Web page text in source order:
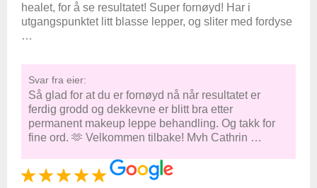
healet, for å se resultatet! Super fornøyd! Har i
utgangspunktet litt blasse lepper, og sliter med fordyse
…
Svar fra eier:
Så glad for at du er fornøyd nå når resultatet er
ferdig grodd og dekkevne er blitt bra etter
permanent makeup leppe behandling. Og takk for
fine ord. 🫶 Velkommen tilbake! Mvh Cathrin …